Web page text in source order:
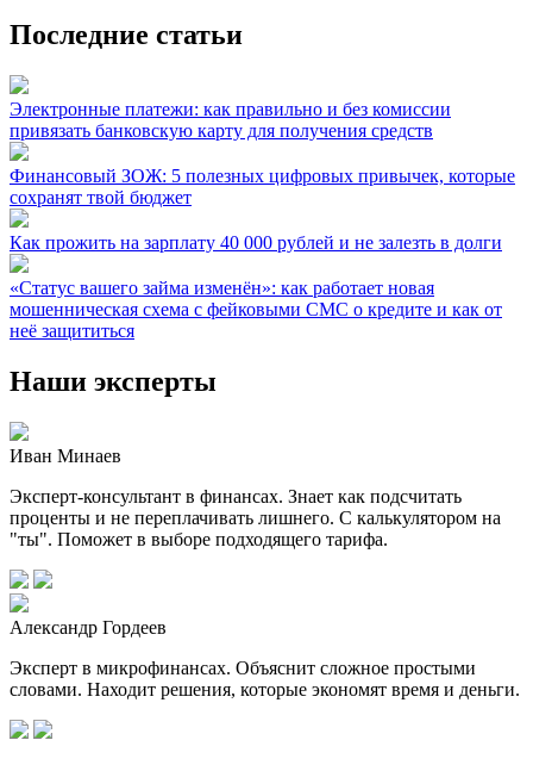
Последние статьи
Электронные платежи: как правильно и без комиссии
привязать банковскую карту для получения средств
Финансовый ЗОЖ: 5 полезных цифровых привычек, которые
сохранят твой бюджет
Как прожить на зарплату 40 000 рублей и не залезть в долги
«Статус вашего займа изменён»: как работает новая
мошенническая схема с фейковыми СМС о кредите и как от
неё защититься
Наши эксперты
Иван Минаев
Эксперт-консультант в финансах. Знает как подсчитать
проценты и не переплачивать лишнего. С калькулятором на
"ты". Поможет в выборе подходящего тарифа.
Александр Гордеев
Эксперт в микрофинансах. Объяснит сложное простыми
словами. Находит решения, которые экономят время и деньги.